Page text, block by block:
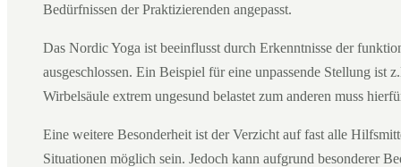
Bedürfnissen der Praktizierenden angepasst.
Das Nordic Yoga ist beeinflusst durch Erkenntnisse der
ausgeschlossen. Ein Beispiel für eine unpassende Stellung
Wirbelsäule extrem ungesund belastet zum anderen muss
Eine weitere Besonderheit ist der Verzicht auf fast alle
Situationen möglich sein. Jedoch kann aufgrund besonderer